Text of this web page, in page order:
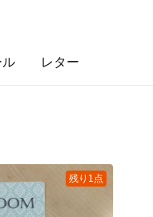
ル レター
残り1点